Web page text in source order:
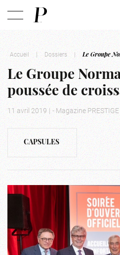
Accueil | Dossiers | Le Groupe
Le Groupe
poussée de
11 avril 2019 | - Magazine
CAPSULES